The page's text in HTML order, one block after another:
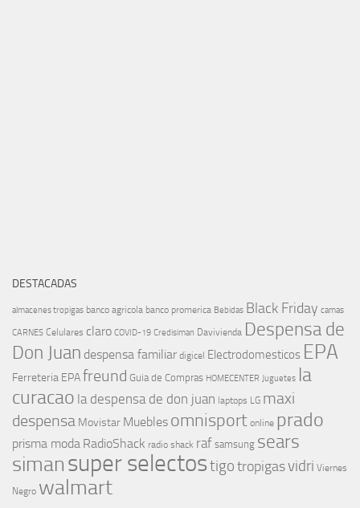
DESTACADAS
almacenes tropigas banco agricola banco promerica Bebidas Black Friday camas
CARNES Celulares claro COVID-19 Credisiman Davivienda Despensa de
Don Juan despensa familiar digicel Electrodomesticos EPA
Ferreteria EPAfreund Guia de Compras HOMECENTER Juguetes la
curacao la despensa de don juan laptops LG maxi
despensa Movistar Muebles omnisport online prado
prisma moda RadioShack radio shack raf samsung sears
simansuper selectostigotropigasvidri Viernes
Negro walmart